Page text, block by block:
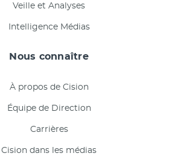
Veille et Analyses
Intelligence Médias
Nous connaître
À propos de Cision
Équipe de Direction
Carrières
Cision dans les médias